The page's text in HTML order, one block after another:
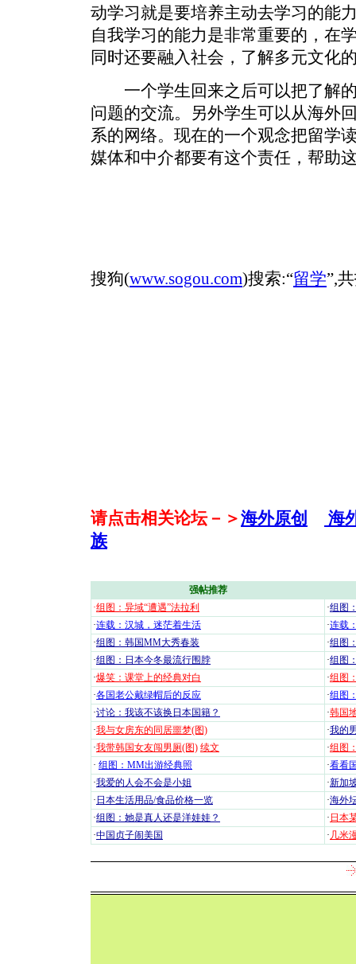
动学习就是要培养主动去学习的能
自我学习的能力是非常重要的，在
同时还要融入社会，了解多元文化
一个学生回来之后可以把了解的
问题的交流。另外学生可以从海外
系的网络。现在的一个观念把留学
媒体和中介都要有这个责任，帮助
搜狗(www.sogou.com)搜索:“留学”,
请点击相关论坛－＞海外原创
海
族
强帖推荐
·组图：异域“遭遇”法拉利 ·组图
·连载：汉城，迷茫着生活 ·连载
·组图：韩国MM大秀春装 ·组图
·组图：日本今冬最流行围脖 ·组图
·爆笑：课堂上的经典对白 ·组图
·各国老公戴绿帽后的反应 ·组图
·讨论：我该不该换日本国籍？ ·韩国
·我与女房东的同居噩梦(图) ·我的
·我带韩国女友闯男厕(图) 续文 ·组图
· 组图：MM出游经典照 ·看看
·我爱的人会不会是小姐 ·新加
· 日本生活用品/食品价格一览 ·海外
·组图：她是真人还是洋娃娃？ · 日本
·中国贞子闹美国 · 几米